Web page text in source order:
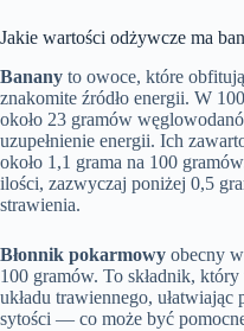
Jakie wartości odżywcze ma
Banany to owoce, które
znakomite źródło energii. W
około 23 gramów
uzupełnienie energii. Ich
około 1,1 grama na 100
ilości, zazwyczaj poniżej 0,5
strawienia.
Błonnik pokarmowy obecny
100 gramów. To składnik,
układu trawiennego,
sytości — co może być